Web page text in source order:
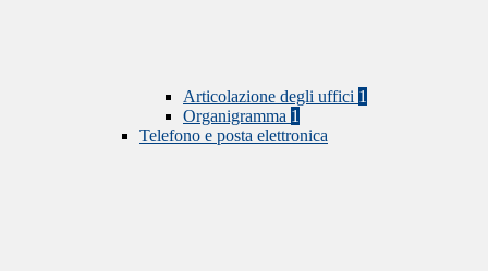
Articolazione degli uffici 1
Organigramma 1
Telefono e posta elettronica